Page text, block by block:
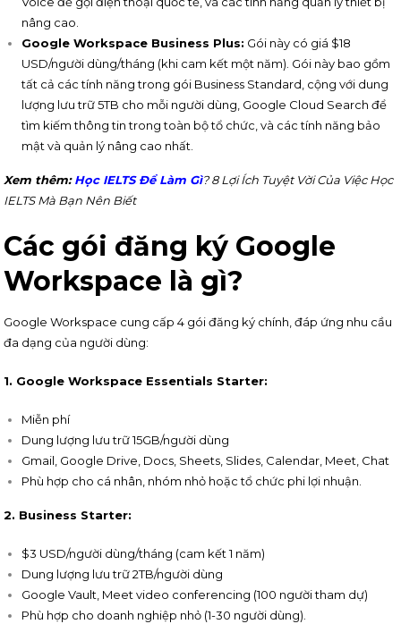
nâng cao.
Google Workspace Business Plus: Gói này có giá $18
USD/người dùng/tháng (khi cam kết một năm). Gói này bao gồm
tất cả các tính năng trong gói Business Standard, cộng với dung
lượng lưu trữ 5TB cho mỗi người dùng, Google Cloud Search để
tìm kiếm thông tin trong toàn bộ tổ chức, và các tính năng bảo
mật và quản lý nâng cao nhất.
Xem thêm: Học IELTS Để Làm Gì? 8 Lợi Ích Tuyệt Vời Của Việc Học
IELTS Mà Bạn Nên Biết
Các gói đăng ký Google
Workspace là gì?
Google Workspace cung cấp 4 gói đăng ký chính, đáp ứng nhu cầu
đa dạng của người dùng:
1. Google Workspace Essentials Starter:
Miễn phí
Dung lượng lưu trữ 15GB/người dùng
Gmail, Google Drive, Docs, Sheets, Slides, Calendar, Meet, Chat
Phù hợp cho cá nhân, nhóm nhỏ hoặc tổ chức phi lợi nhuận.
2. Business Starter:
$3 USD/người dùng/tháng (cam kết 1 năm)
Dung lượng lưu trữ 2TB/người dùng
Google Vault, Meet video conferencing (100 người tham dự)
Phù hợp cho doanh nghiệp nhỏ (1-30 người dùng).